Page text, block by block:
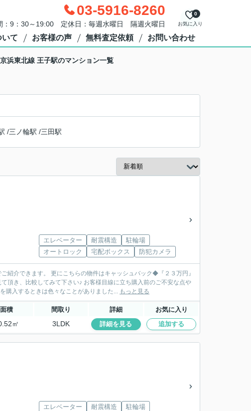
03-5916-8260
：9：30～19:00 定休日：毎週水曜日 隔週火曜日 お気に入り
0
て お客様の声 無料査定依頼 お問い合わせ
京浜東北線 王子駅のマンション一覧
/三ノ輪駅 /三田駅
エレベーター 耐震構造
駐輪場
オートロック
宅配ボックス 防犯カメラ
介できます。 更にこちらの物件はキャッシュバック◆『２３万円』
お客様目線に立ち購入前のご不安な点や
購入するときは色々なことがありました... もっと見る
面積 間取り 詳細 お気に入り
㎡ 3LDK 詳細を見る 追加する
エレベーター 耐震構造
駐輪場